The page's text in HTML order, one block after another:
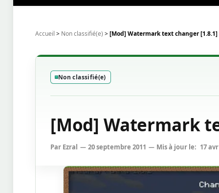
Accueil > Non classifié(e) >[Mod] Watermark text changer [1.8.1]
Non classifié(e)
[Mod] Watermark
Par Ezral 20 septembre 2011 Mis à jour le: 17